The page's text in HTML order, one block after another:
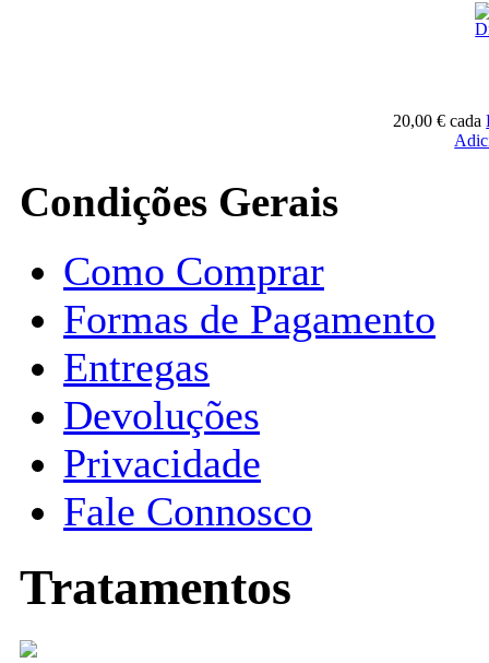
20,00 € cada
Condições Gerais
Como Comprar
Formas de Pagamento
Entregas
Devoluções
Privacidade
Fale Connosco
Tratamentos